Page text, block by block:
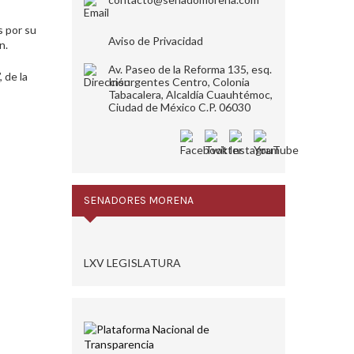
por su
de la
Aviso de Privacidad
Av. Paseo de la Reforma 135, esq.
Insurgentes Centro, Colonia
Tabacalera, Alcaldía Cuauhtémoc,
Ciudad de México C.P. 06030
SENADORES MORENA
LXV LEGISLATURA